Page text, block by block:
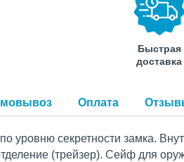
Быстрая
доставка
Оплата
уровню секретности замка.
(трейзер). Сейф для